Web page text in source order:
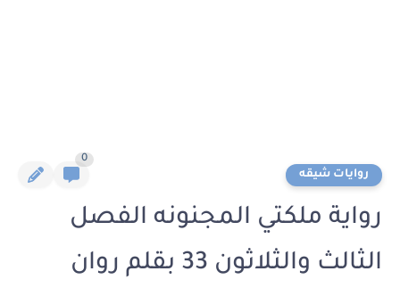
روايات شيقه
0
رواية ملكتي المجنونه الفصل
الثالث والثلاثون 33 بقلم روان